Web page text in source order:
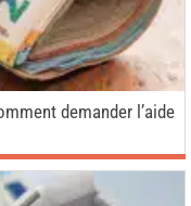
demander l’aide